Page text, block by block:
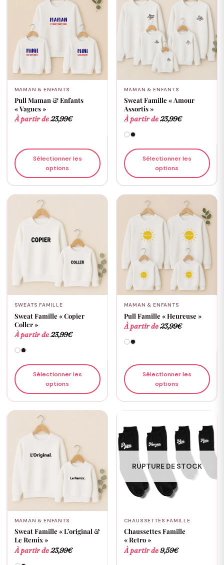
MAMAN & ENFANTS
Pull Maman & Enfants
« Vagues »
À partir de23,99€
Sélectionner les
options
MAMAN & ENFANTS
Sweat Famille « Amour
Assortis »
À partir de23,99€
Sélectionner les
options
SWEATS FAMILLE
Sweat Famille « Copier
Coller »
À partir de23,99€
Sélectionner les
options
MAMAN & ENFANTS
Pull Famille « Heureuse »
À partir de23,99€
Sélectionner les
options
MAMAN & ENFANTS
Sweat Famille « L’original &
Le Remix »
À partir de23,99€
RUPTURE DE STOCK
CHAUSSETTES FAMILLE
Chaussettes Famille
« Retro »
À partir de9,59€